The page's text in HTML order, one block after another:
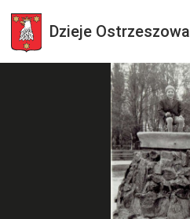
Dzieje Ostrzeszowa
Wszystkie zdjęcia